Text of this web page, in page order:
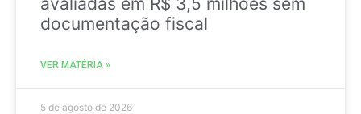
documentação fiscal
VER MATÉRIA »
5 de agosto de 2026